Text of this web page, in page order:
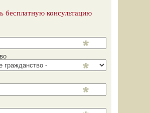
бесплатную консультацию